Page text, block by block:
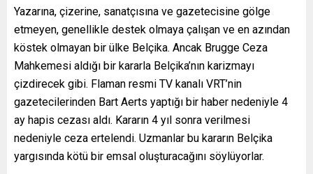
Yazarına, çizerine, sanatçısına ve gazetecisine gölge
etmeyen, genellikle destek olmaya çalışan ve en azından
köstek olmayan bir ülke Belçika. Ancak Brugge Ceza
Mahkemesi aldığı bir kararla Belçika’nın karizmayı
çizdirecek gibi. Flaman resmi TV kanalı VRT’nin
gazetecilerinden Bart Aerts yaptığı bir haber nedeniyle 4
ay hapis cezası aldı. Kararın 4 yıl sonra verilmesi
nedeniyle ceza ertelendi. Uzmanlar bu kararın Belçika
yargısında kötü bir emsal oluşturacağını söylüyorlar.